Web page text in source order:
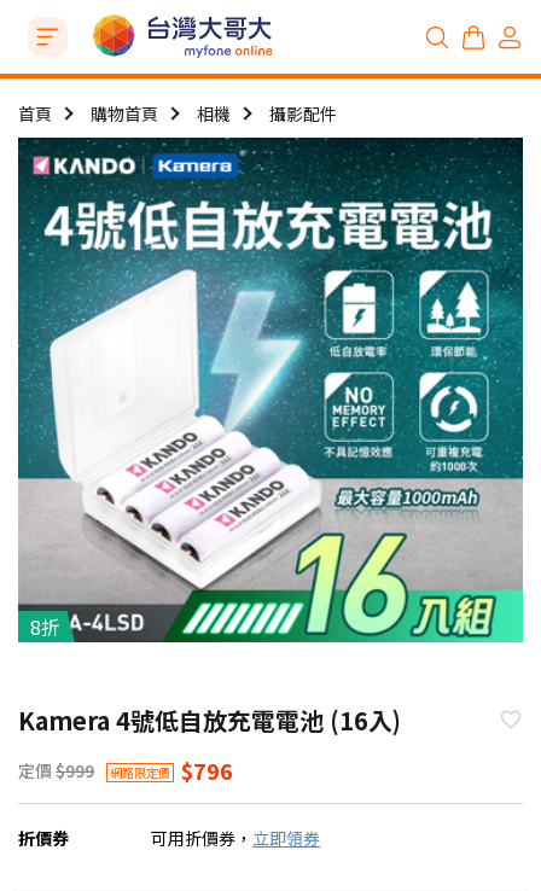
首頁 購物首頁 相機 攝影配件
8折
Kamera 4號低自放充電電池 (16入)
定價 $999 網路限定價 $796
折價券 可用折價券， 立即領券